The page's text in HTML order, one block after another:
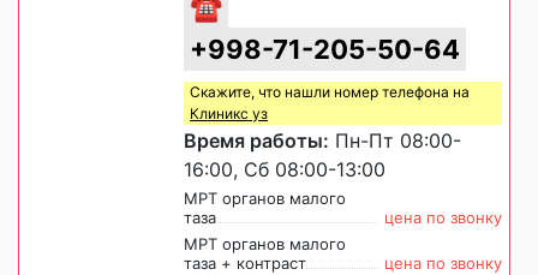
☎
+998-71-205-50-64
Скажите, что нашли номер телефона на
Клиникс уз
Время работы: Пн-Пт 08:00-
16:00, Сб 08:00-13:00
МРТ органов малого
таза
цена по звонку
МРТ органов малого
таза + контраст
цена по звонку